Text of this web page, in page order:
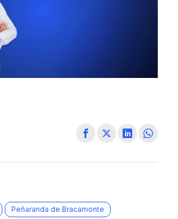
Peñaranda de Bracamonte